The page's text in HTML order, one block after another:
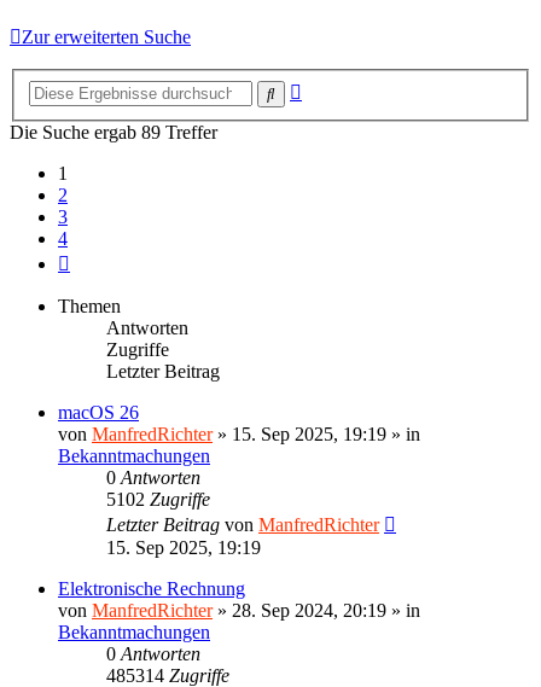
Zur erweiterten Suche
Suche
Die Suche ergab 89 Treffer
1
2
3
4
Themen
Antworten
Zugriffe
Letzter Beitrag
macOS 26
von ManfredRichter» 15. Sep 2025, 19:19 » in
Bekanntmachungen
0 Antworten
5102 Zugriffe
Letzter Beitrag von ManfredRichter
15. Sep 2025, 19:19
Elektronische Rechnung
von ManfredRichter» 28. Sep 2024, 20:19 » in
Bekanntmachungen
0 Antworten
485314 Zugriffe